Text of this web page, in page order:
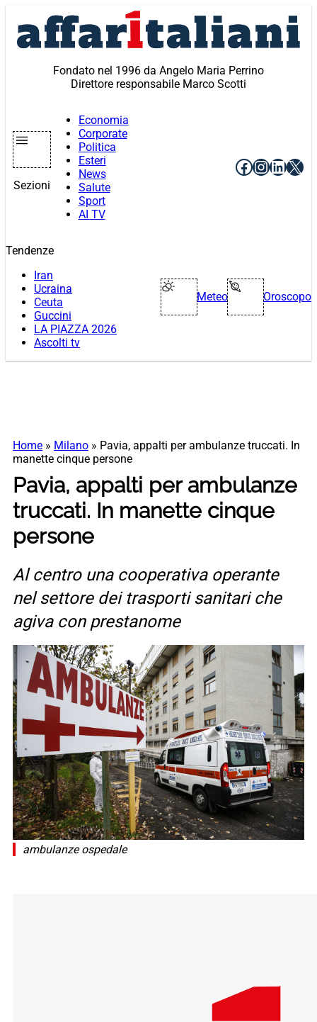
contenuto
Fondato nel 1996 da Angelo Maria Perrino
Direttore responsabile Marco Scotti
Sezioni
Economia
Corporate
Politica
Esteri
News
Salute
Sport
AI TV
Facebook
X
Tendenze
Iran
Ucraina
Ceuta
Guccini
LA PIAZZA 2026
Ascolti tv
Meteo Oroscopo
Home » Milano » Pavia, appalti per ambulanze truccati. In
manette cinque persone
Pavia, appalti per ambulanze
truccati. In manette cinque
persone
Al centro una cooperativa operante
nel settore dei trasporti sanitari che
agiva con prestanome
ambulanze ospedale